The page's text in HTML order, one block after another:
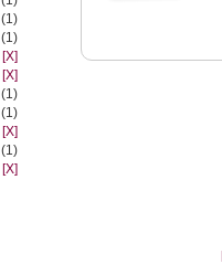
(1)
(1)
[X]
[X]
(1)
(1)
[X]
(1)
[X]